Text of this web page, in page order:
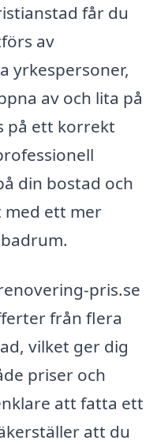
får du
av
yrkespersoner,
av och lita på
på ett korrekt
din bostad och
ett mer
pris.se
från flera
vilket ger dig
priser och
att fatta ett
att du